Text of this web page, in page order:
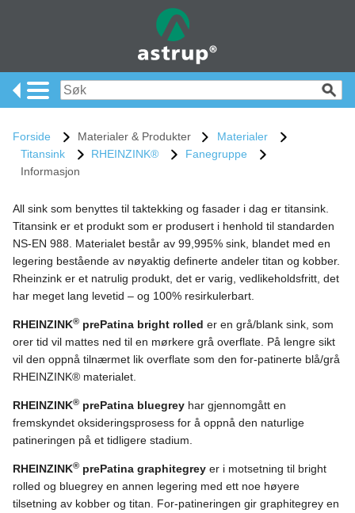
Forside Materialer & Produkter
Materialer
Titansink
RHEINZINK®
Fanegruppe
Informasjon
All sink som benyttes til taktekking og fasader i dag er titansink.
Titansink er et produkt som er produsert i henhold til standarden
NS-EN 988. Materialet består av 99,995% sink, blandet med en
legering bestående av nøyaktig definerte andeler titan og kobber.
Rheinzink er et natrulig produkt, det er varig, vedlikeholdsfritt, det
har meget lang levetid – og 100% resirkulerbart.
RHEINZINK® prePatina bright rolled er en grå/blank sink, som
orer tid vil mattes ned til en mørkere grå overflate. På lengre sikt
vil den oppnå tilnærmet lik overflate som den for-patinerte blå/grå
RHEINZINK® materialet.
RHEINZINK® prePatina bluegrey har gjennomgått en
fremskyndet oksideringsprosess for å oppnå den naturlige
patineringen på et tidligere stadium.
RHEINZINK® prePatina graphitegrey er i motsetning til bright
rolled og bluegrey en annen legering med ett noe høyere
tilsetning av kobber og titan. For-patineringen gir graphitegrey en